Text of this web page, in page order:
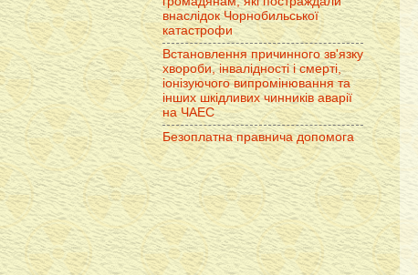
внаслідок Чорнобильської
катастрофи
Встановлення причинного зв'язку
хвороби, інвалідності і смерті,
іонізуючого випромінювання та
інших шкідливих чинників аварії
на ЧАЕС
Безоплатна правнича допомога